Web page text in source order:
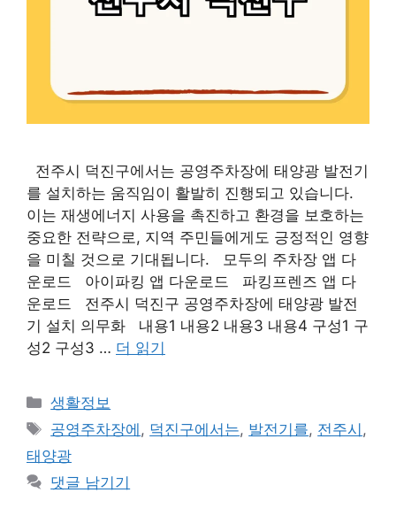
전주시 덕진구에서는 공영주차장에 태양광 발전기
를 설치하는 움직임이 활발히 진행되고 있습니다.
이는 재생에너지 사용을 촉진하고 환경을 보호하는
중요한 전략으로, 지역 주민들에게도 긍정적인 영향
을 미칠 것으로 기대됩니다. 모두의 주차장 앱 다
운로드 아이파킹 앱 다운로드 파킹프렌즈 앱 다
운로드 전주시 덕진구 공영주차장에 태양광 발전
기 설치 의무화 내용1 내용2 내용3 내용4 구성1 구
성2 구성3 … 더 읽기
카
테
고
리
생활정보
태
그
공영주차장에 , 덕진구에서는, 발전기를, 전주시 ,
태양광
댓글 남기기